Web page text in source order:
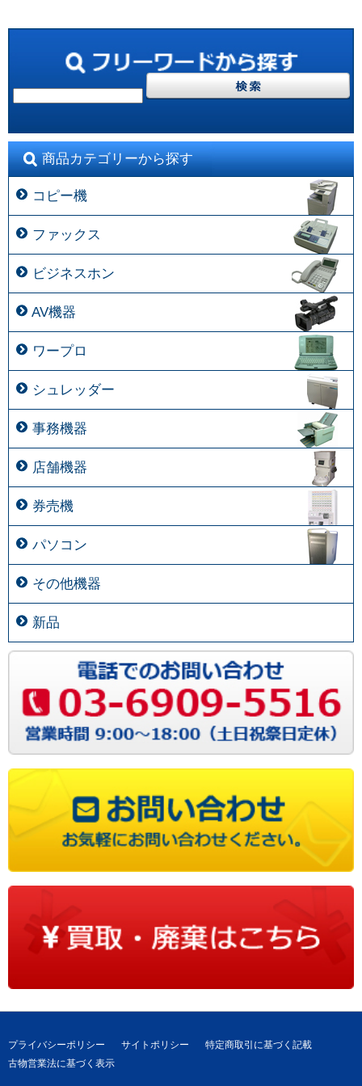
商品カテゴリーから探す
コピー機
ファックス
ビジネスホン
AV機器
ワープロ
シュレッダー
事務機器
店舗機器
券売機
パソコン
その他機器
新品
プライバシーポリシー サイトポリシー
特定商取引に基づく記載
古物営業法に基づく表示